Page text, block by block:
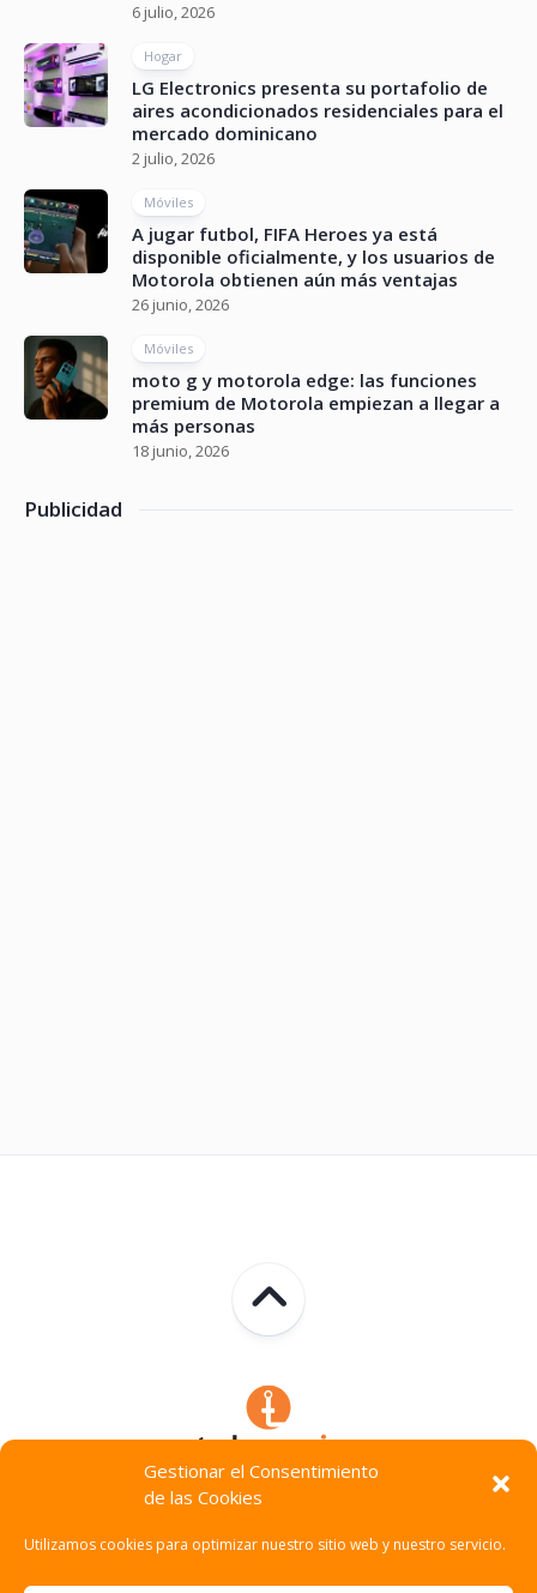
Gestionar el Consentimiento
de las Cookies
Utilizamos cookies para optimizar nuestro sitio web y nuestro servicio.
6 julio, 2026
Hogar
LG Electronics presenta su portafolio de
aires acondicionados residenciales para el
mercado dominicano
2 julio, 2026
Móviles
A jugar futbol, FIFA Heroes ya está
disponible oficialmente, y los usuarios de
Motorola obtienen aún más ventajas
26 junio, 2026
Móviles
moto g y motorola edge: las funciones
premium de Motorola empiezan a llegar a
más personas
18 junio, 2026
Publicidad
Technocracia © 2026. Todos Los Derechos Reservados.